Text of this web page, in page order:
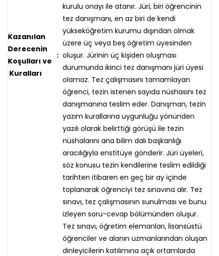
Kazanılan
Derecenin
Koşulları ve
Kuralları
:
kurulu onayı ile atanır. Jüri, biri öğrencinin
tez danışmanı, en az biri de kendi
yükseköğretim kurumu dışından olmak
üzere üç veya beş öğretim üyesinden
oluşur. Jürinin üç kişiden oluşması
durumunda ikinci tez danışmanı jüri üyesi
olamaz. Tez çalışmasını tamamlayan
öğrenci, tezin istenen sayıda nüshasını tez
danışmanına teslim eder. Danışman, tezin
yazım kurallarına uygunluğu yönünden
yazılı olarak belirttiği görüşü ile tezin
nüshalarını ana bilim dalı başkanlığı
aracılığıyla enstitüye gönderir. Jüri üyeleri,
söz konusu tezin kendilerine teslim edildiği
tarihten itibaren en geç bir ay içinde
toplanarak öğrenciyi tez sınavına alır. Tez
sınavı, tez çalışmasının sunulması ve bunu
izleyen soru-cevap bölümünden oluşur.
Tez sınavı, öğretim elemanları, lisansüstü
öğrenciler ve alanın uzmanlarından oluşan
dinleyicilerin katılımına açık ortamlarda